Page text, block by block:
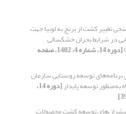
تغییر کشت از برنج به لوبیا جهت
در شرایط بحران خشکسالی
[دوره 14، شماره 4، 1402، صفحه
برنامه‌های توسعه روستایی سازمان
توسعه پایدار [دوره 14،
توسعه کشت محصولات